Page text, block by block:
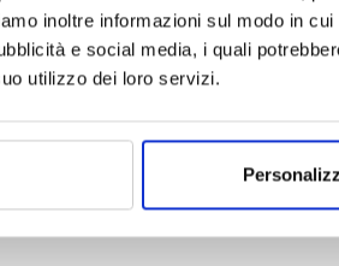
inoltre informazioni sul modo in
e social media, i quali
utilizzo dei loro servizi.